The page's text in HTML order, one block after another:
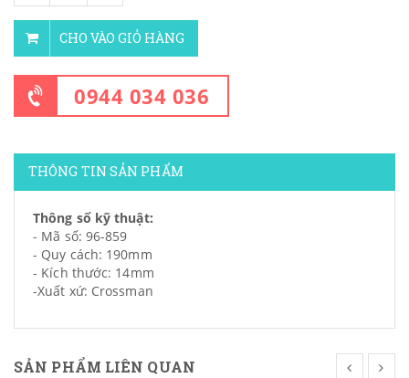
CHO VÀO GIỎ HÀNG
0944 034 036
THÔNG TIN SẢN PHẨM
Thông số kỹ thuật:
- Mã số: 96-859
- Quy cách: 190mm
- Kích thước: 14mm
-Xuất xứ: Crossman
SẢN PHẨM LIÊN QUAN